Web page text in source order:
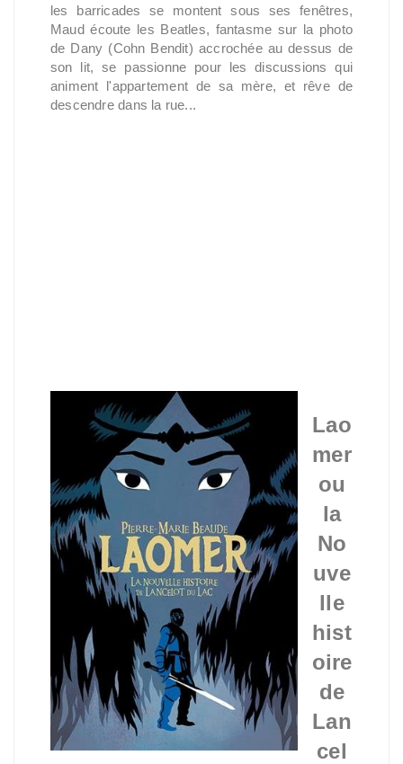
les barricades se montent sous ses fenêtres,
Maud écoute les Beatles, fantasme sur la photo
de Dany (Cohn Bendit) accrochée au dessus de
son lit, se passionne pour les discussions qui
animent l'appartement de sa mère, et rêve de
descendre dans la rue...
Lao
mer
ou
la
No
uve
lle
hist
oire
de
Lan
cel